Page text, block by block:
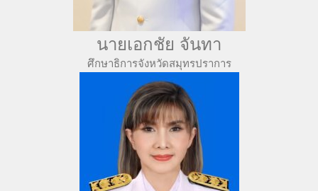
นายเอกชัย จันทา
ศึกษาธิการจังหวัดสมุทรปราการ